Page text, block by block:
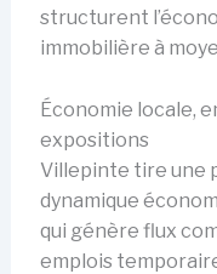
structurent
immobilière à
Économie locale,
expositions
Villepinte tire une
dynamique
qui génère flux
emplois